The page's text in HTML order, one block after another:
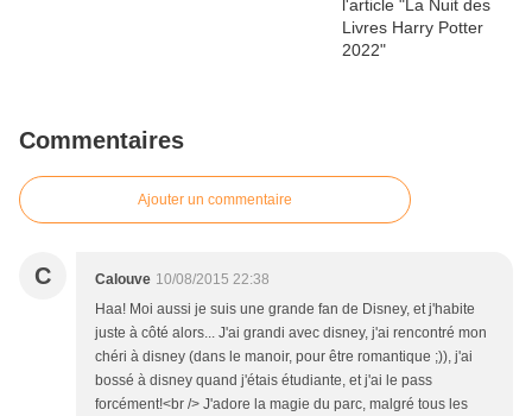
Commentaires
Ajouter un commentaire
C Calouve 10/08/2015 22:38
Haa! Moi aussi je suis une grande fan de Disney, et j'habite
juste à côté alors... J'ai grandi avec disney, j'ai rencontré mon
chéri à disney (dans le manoir, pour être romantique ;)), j'ai
bossé à disney quand j'étais étudiante, et j'ai le pass
forcément!<br /> J'adore la magie du parc, malgré tous les